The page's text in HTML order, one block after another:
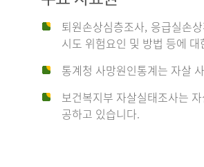
('19)
4.6
이
상
유
퇴원손상심층조사, 응급실손
시도 위험요인 및 방법 등에
통계청 사망원인통계는 자살
보건복지부 자살실태조사는
공하고 있습니다.